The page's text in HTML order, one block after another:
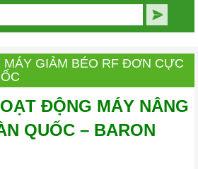
MÁY GIẢM BÉO RF ĐƠN CỰC
ĐỘNG MÁY NÂNG
QUỐC – BARON